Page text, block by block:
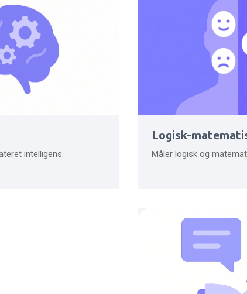
intelligens.
Logisk-
Måler logisk og